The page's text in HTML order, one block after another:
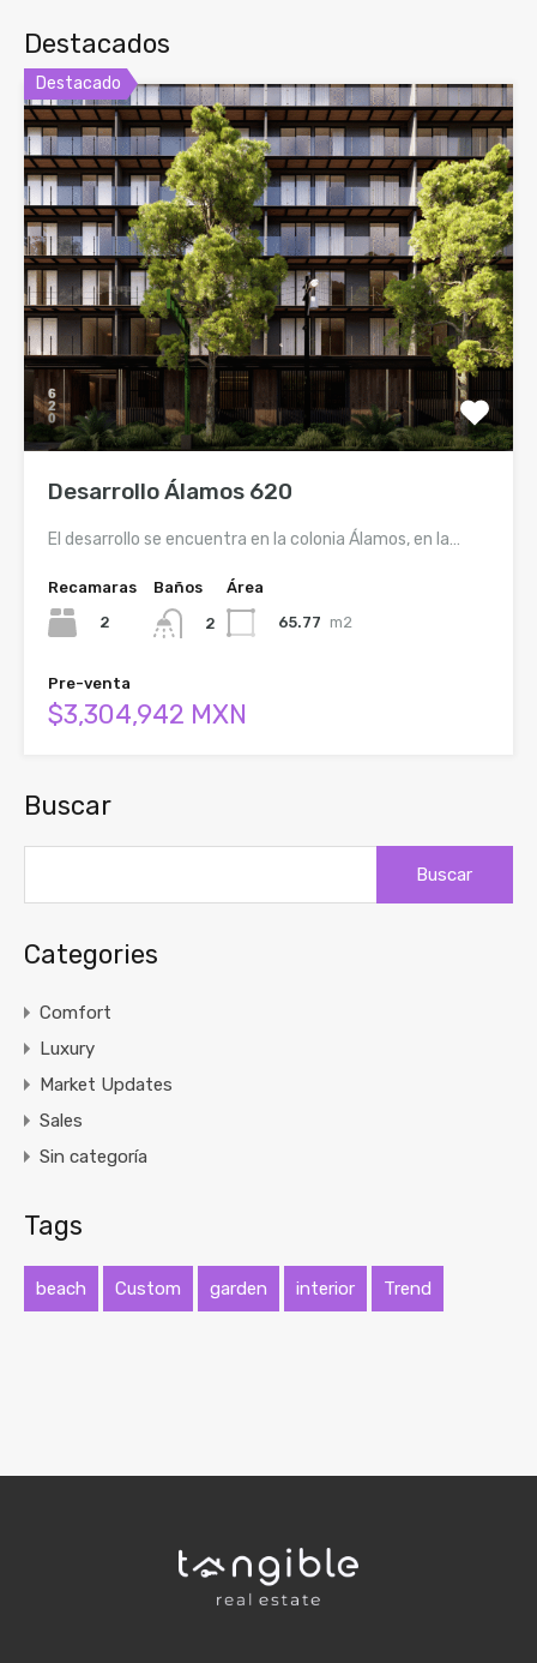
Destacados
Destacado
Desarrollo Álamos 620
El desarrollo se encuentra en la colonia Álamos, en la…
Recamaras
2
Baños
2
Área
65.77 m2
Pre-venta
$3,304,942 MXN
Buscar
Categories
Comfort
Luxury
Market Updates
Sales
Sin categoría
Tags
beach Custom garden interior Trend